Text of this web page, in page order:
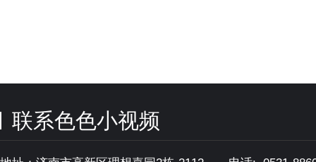
联系色色小视频